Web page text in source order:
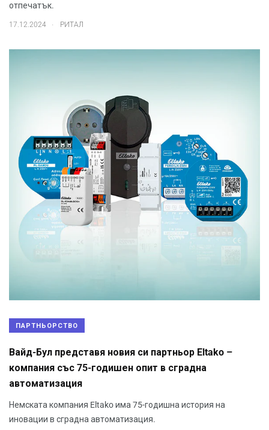
отпечатък.
17.12.2024 . РИТАЛ
ПАРТНЬОРСТВО
Вайд-Бул представя новия си партньор Eltako –
компания със 75-годишен опит в сградна
автоматизация
Немската компания Eltako има 75-годишна история на
иновации в сградна автоматизация.